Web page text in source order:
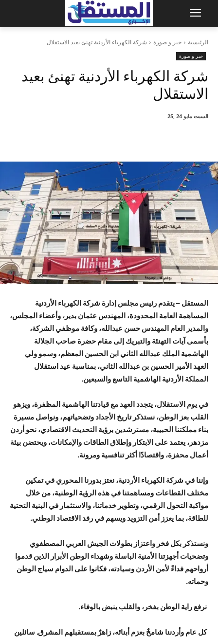
الرئيسية خبر و صورة شركة الكهرباء الأردنية تهنئ بعيد الاستقلال
خبر و صورة
شركة الكهرباء الأردنية تهنئ بعيد
الاستقلال
السبت مايو 24 ,25
المستقل – يتقدم رئيس مجلس إدارة شركة الكهرباء الأردنية
المساهمة العامة المحدودة، المهندس عثمان بدير، وأعضاء المجلس،
والمدير العام المهندس حسن عبدالله، وكافة موظفي الشركة،
بأسمى آيات التهنئة والتبريك إلى مقام حضرة صاحب الجلالة
الهاشمية الملك عبدالله الثاني ابن الحسين المعظم، وسمو ولي
العهد الأمير الحسين بن عبدالله الثاني، بمناسبة عيد استقلال
المملكة الأردنية الهاشمية التاسع والسبعين.
في يوم الاستقلال، يتجدد العهد مع قيادتنا الهاشمية المظفرة، ويزهو
القلب بعز الوطن، نستذكر تاريخ الأجداد وتضحياتهم، ونواصل مسيرة
بناء مملكتنا الحبيبة، مسترشدين برؤية التحديث الاقتصادي، نحو أردن
مزدهر، يعتمد على الابتكار وإطلاق الطاقات والإمكانات، ويحتضن بيئة
أعمال محفزة، واقتصادًا أكثر تنافسية ومرونة.
وإننا في شركة الكهرباء الأردنية، نعتز بدورنا المحوري في تمكين
مختلف القطاعات ومساهمتنا في هذه الرؤية الوطنية، من خلال
مواكبة التحول الرقمي، وتطوير خدماتنا، والاستثمار في البنية التحتية
للطاقة، بما يعزز أمن التزويد ويسهم في رفد الاقتصاد الوطني.
ونستذكر بكل فخر واعتزاز بطولات الجيش العربي المصطفوي
وتضحيات أجهزتنا الأمنية الباسلة وشهداء الوطن الأبرار الذين قدموا
أرواحهم فداءً لأمن الأردن وسيادته، فكانوا على الدوام سياج الوطن
وحماته.
نرفع راية الوطن بفخر، والقلب ينبض بالوفاء.
كل عام وأردننا شامخٌ بعزم أبنائه، زاهرٌ بمستقبلهم المشرق. سائلين